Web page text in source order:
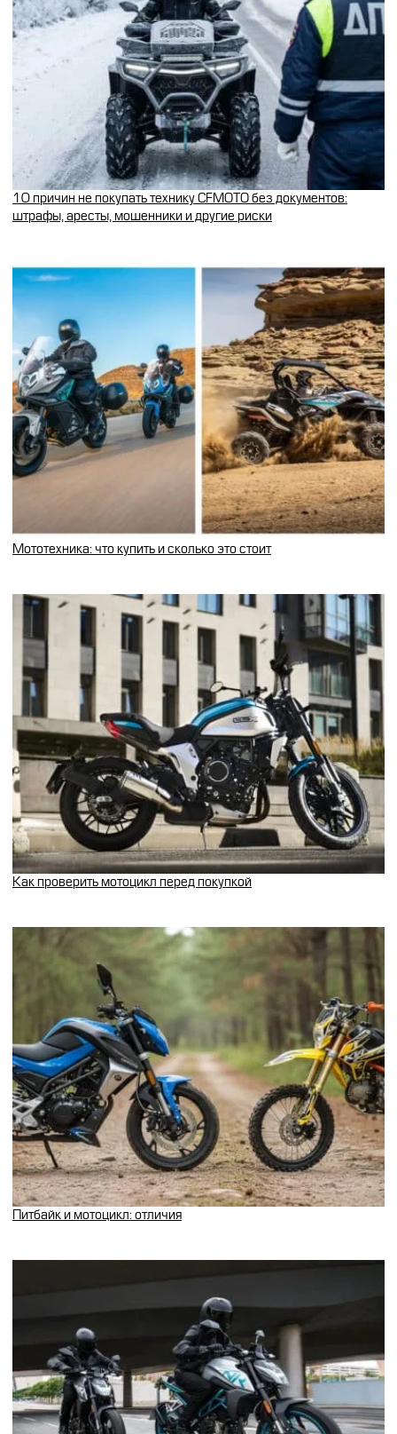
10 причин не покупать технику CFMOTO без документов:
штрафы, аресты, мошенники и другие риски
Мототехника: что купить и сколько это стоит
Как проверить мотоцикл перед покупкой
Питбайк и мотоцикл: отличия